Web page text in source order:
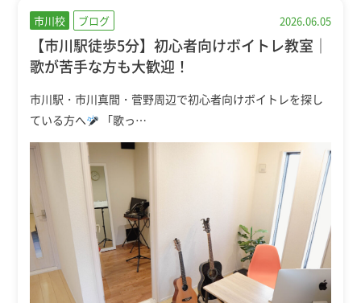
市川校 ブログ 2026.06.05
【市川駅徒歩5分】初心者向けボイトレ教室｜
歌が苦手な方も大歓迎！
市川駅・市川真間・菅野周辺で初心者向けボイトレを探し
ている方へ
「歌っ…